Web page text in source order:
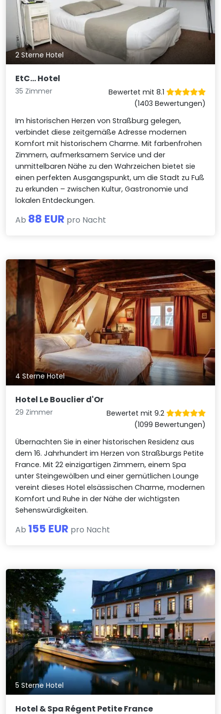
2 Sterne Hotel
EtC... Hotel
35 Zimmer
Bewertet mit 8.1
(1403 Bewertungen)
Im historischen Herzen von Straßburg gelegen,
verbindet diese zeitgemäße Adresse modernen
Komfort mit historischem Charme. Mit farbenfrohen
Zimmern, aufmerksamem Service und der
unmittelbaren Nähe zu den Wahrzeichen bietet sie
einen perfekten Ausgangspunkt, um die Stadt zu Fuß
zu erkunden – zwischen Kultur, Gastronomie und
lokalen Entdeckungen.
Ab 88 EUR pro Nacht
4 Sterne Hotel
Hotel Le Bouclier d'Or
29 Zimmer
Bewertet mit 9.2
(1099 Bewertungen)
Übernachten Sie in einer historischen Residenz aus
dem 16. Jahrhundert im Herzen von Straßburgs Petite
France. Mit 22 einzigartigen Zimmern, einem Spa
unter Steingewölben und einer gemütlichen Lounge
vereint dieses Hotel elsässischen Charme, modernen
Komfort und Ruhe in der Nähe der wichtigsten
Sehenswürdigkeiten.
Ab 155 EUR pro Nacht
5 Sterne Hotel
Hotel & Spa Régent Petite France